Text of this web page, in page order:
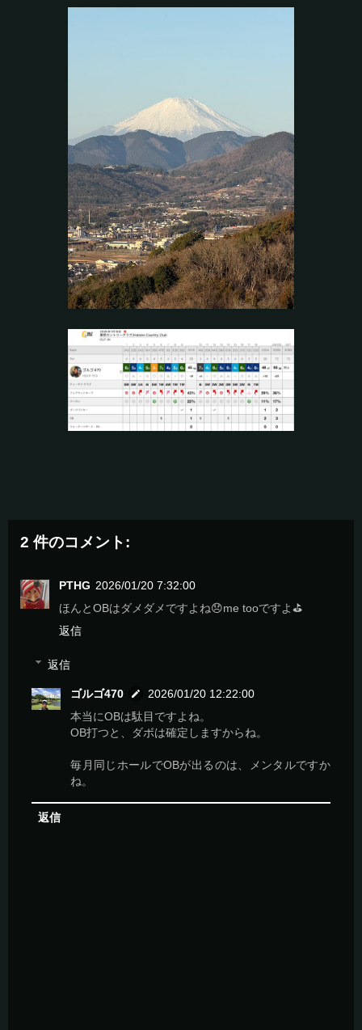
2 件のコメント:
PTHG 2026/01/20 7:32:00
ほんとOBはダメダメですよね😞me tooですよ⛳️
返信
返信
ゴルゴ470
2026/01/20 12:22:00
本当にOBは駄目ですよね。
OB打つと、ダボは確定しますからね。
毎月同じホールでOBが出るのは、メンタルですか
ね。
返信